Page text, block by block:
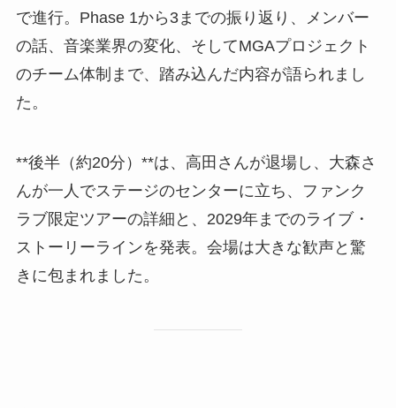
で進行。Phase 1から3までの振り返り、メンバー
の話、音楽業界の変化、そしてMGAプロジェクト
のチーム体制まで、踏み込んだ内容が語られまし
た。
**後半（約20分）**は、高田さんが退場し、大森さ
んが一人でステージのセンターに立ち、ファンク
ラブ限定ツアーの詳細と、2029年までのライブ・
ストーリーラインを発表。会場は大きな歓声と驚
きに包まれました。